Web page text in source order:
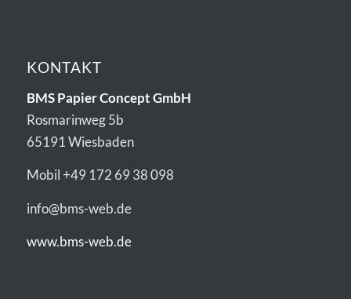
KONTAKT
BMS Papier Concept GmbH
Rosmarinweg 5b
65191 Wiesbaden
Mobil +49 172 69 38 098
info@bms-web.de
www.bms-web.de